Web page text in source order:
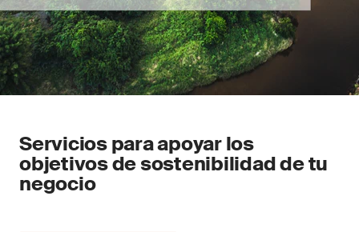
Servicios para apoyar los
objetivos de sostenibilidad de tu
negocio